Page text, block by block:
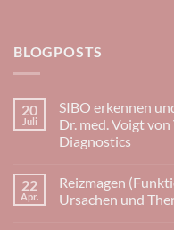
BLOGPOSTS
20
Juli
SIBO erkennen
Dr. med. Voigt
Diagnostics
zu
SIBO
erkennen
22
Apr.
Reizmagen
Ursachen und